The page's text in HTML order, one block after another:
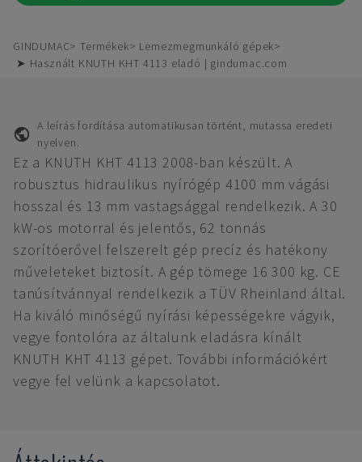
GINDUMAC Termékek
Lemezmegmunkáló gépek
➤ Használt KNUTH KHT 4113 eladó | gindumac.com
A leírás fordítása automatikusan történt, mutassa eredeti
nyelven.
Ez a KNUTH KHT 4113 2008-ban készült. A
robusztus hidraulikus nyírógép 4100 mm vágási
hosszal és 13 mm vastagsággal rendelkezik. A 30
kW-os motorral és jelentős, 62 tonnás
szorítóerővel felszerelt gép precíz és hatékony
műveleteket biztosít. A gép tömege 16 300 kg. CE
tanúsítvánnyal rendelkezik a TÜV Rheinland által.
Ha kiváló minőségű nyírási képességekre vágyik,
vegye fontolóra az általunk eladásra kínált
KNUTH KHT 4113 gépet. További információkért
vegye fel velünk a kapcsolatot.